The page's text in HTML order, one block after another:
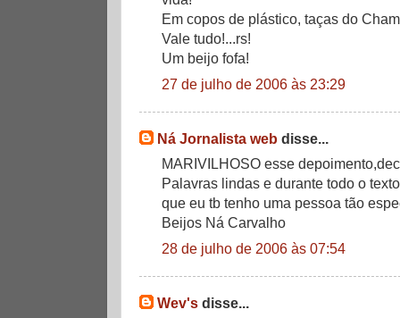
Em copos de plástico, taças do
Vale tudo!...rs!
Um beijo fofa!
27 de julho de 2006 às 23:29
Ná Jornalista web disse...
MARIVILHOSO esse
Palavras lindas e durante todo o
que eu tb tenho uma pessoa tão
Beijos Ná Carvalho
28 de julho de 2006 às 07:54
Wev's disse...